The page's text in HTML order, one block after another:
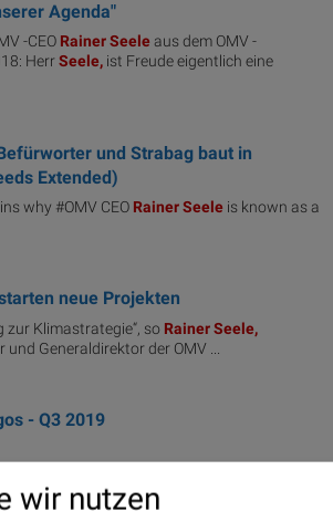
Agenda"
-CEO RainerSeeleaus dem OMV -
HerrSeele, ist Freude eigentlich eine
und Strabag baut in
Extended)
why #OMV CEO RainerSeele is known as a
neue Projekten
zur Klimastrategie“, so RainerSeele,
Generaldirektor der OMV ...
- Q3 2019
wir nutzen